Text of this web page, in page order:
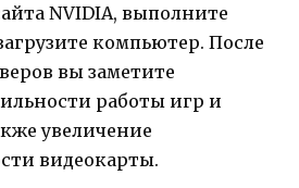
NVIDIA, выполните
компьютер. После
вы заметите
работы игр и
увеличение
видеокарты.